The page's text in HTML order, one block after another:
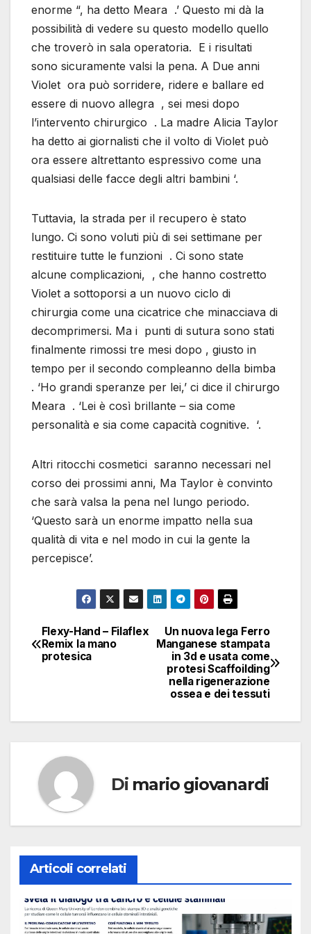
enorme “, ha detto Meara .’ Questo mi dà la
possibilità di vedere su questo modello quello
che troverò in sala operatoria. E i risultati
sono sicuramente valsi la pena. A Due anni
Violet ora può sorridere, ridere e ballare ed
essere di nuovo allegra , sei mesi dopo
l’intervento chirurgico . La madre Alicia Taylor
ha detto ai giornalisti che il volto di Violet può
ora essere altrettanto espressivo come una
qualsiasi delle facce degli altri bambini ‘.
Tuttavia, la strada per il recupero è stato
lungo. Ci sono voluti più di sei settimane per
restituire tutte le funzioni . Ci sono state
alcune complicazioni, , che hanno costretto
Violet a sottoporsi a un nuovo ciclo di
chirurgia come una cicatrice che minacciava di
decomprimersi. Ma i punti di sutura sono stati
finalmente rimossi tre mesi dopo , giusto in
tempo per il secondo compleanno della bimba
. ‘Ho grandi speranze per lei,’ ci dice il chirurgo
Meara . ‘Lei è così brillante – sia come
personalità e sia come capacità cognitive. ‘.
Altri ritocchi cosmetici saranno necessari nel
corso dei prossimi anni, Ma Taylor è convinto
che sarà valsa la pena nel lungo periodo.
‘Questo sarà un enorme impatto nella sua
qualità di vita e nel modo in cui la gente la
percepisce’.
Navigazione
articoli
Un nuova lega Ferro
Manganese stampata
in 3d e usata come
protesi Scaffoilding
nella rigenerazione
ossea e dei tessuti
Flexy-Hand – Filaflex
Remix la mano
protesica
Di mario giovanardi
Articoli correlati